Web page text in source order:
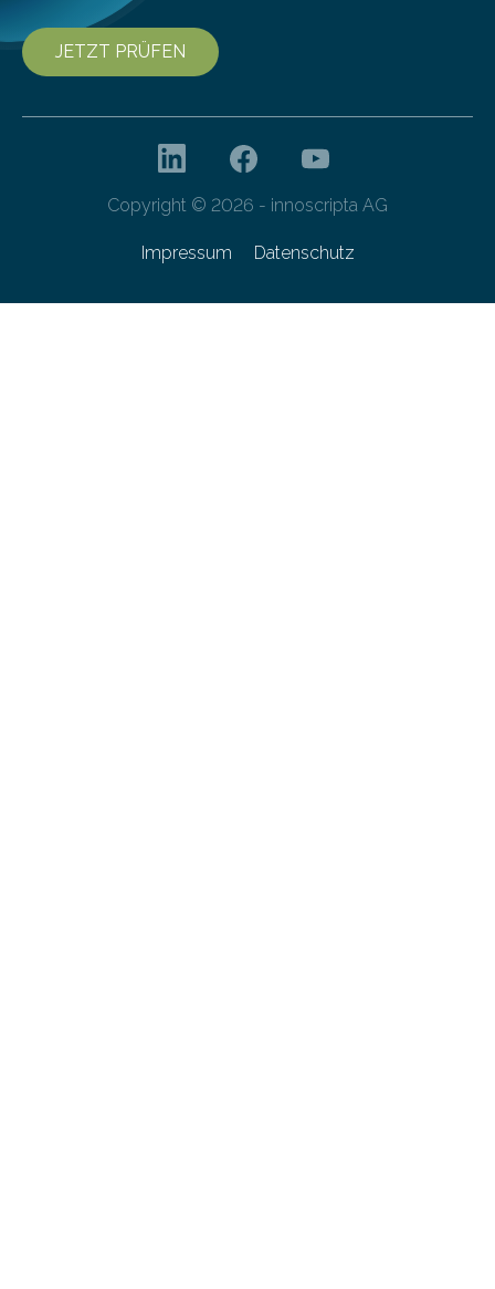
JETZT PRÜFEN
Copyright © 2026 - innoscripta AG
Impressum Datenschutz